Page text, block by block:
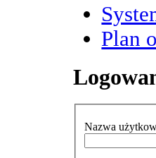
Plan
Nazwa